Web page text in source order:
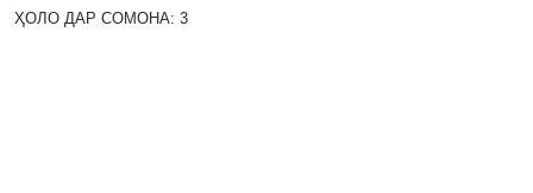
ҲОЛО ДАР СОМОНА: 3